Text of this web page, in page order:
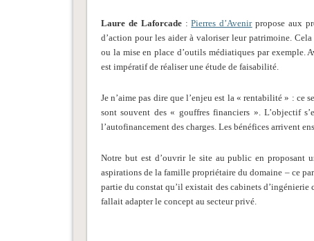
Laure de Laforcade:Pierres d’Avenirpropose aux
d’action pour les aider à valoriser leur patrimoine.
ou la mise en place d’outils médiatiques par
est impératif de réaliser une étude de faisabilité.
Je n’aime pas dire que l’enjeu est la « rentabilité » : ce
sont souvent des « gouffres financiers ». L’objectif
l’autofinancement des charges. Les bénéfices arrivent
Notre but est d’ouvrir le site au public en proposant
aspirations de la famille propriétaire du domaine – ce
partie du constat qu’il existait des cabinets
fallait adapter le concept au secteur privé.